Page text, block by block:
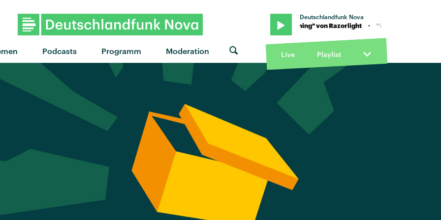
Podcasts Programm Moderation
Deutschlandfunk Nova
"In The Morning" von Razorlight · "In The Morning" von Razorlight · "In The Morning" von Razorlight
Live Playlist